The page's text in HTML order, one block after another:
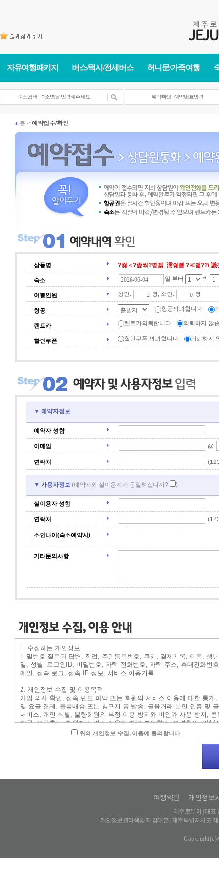
자유여행패키지 버스/택시/전세버스 허니문/가족여행
홈 > 예약접수/확인
상품명 ?쒖＜?좊씪?명뀛_濡쒖뻹 ?ㅼ쐞??/
숙소 일 부터 박
여행인원 성인: 명, 소인: 명
항공 항공의뢰합니다.
렌트카 렌트카의뢰합니다. 의뢰하지 않
할인쿠폰 할인쿠폰 의뢰합니다. 의뢰하지
▼ 예약자정보
예약자 성함
이메일 @
연락처
▼ 사용자정보 (예약자와 실이용자가 동일하십니까? )
실이용자 성함
연락처
소인나이(숙소예약시)
기타문의사항
위의 개인정보 수집, 이용에 동의합니다
여행약관| 개인정보
제주로투어 | 대표
개인정보관리책임자 김대훈 | 제주특별자치도
Copyright(c)